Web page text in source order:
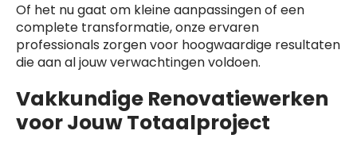
Of het nu gaat om kleine aanpassingen of een
complete transformatie, onze ervaren
professionals zorgen voor hoogwaardige resultaten
die aan al jouw verwachtingen voldoen.
Vakkundige Renovatiewerken
voor Jouw Totaalproject